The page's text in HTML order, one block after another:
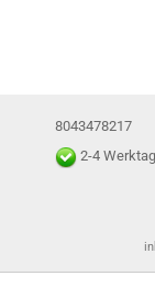
8043478217
2-4